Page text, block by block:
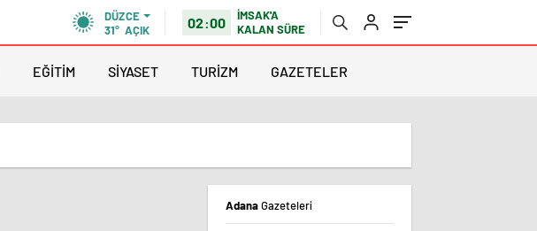
DÜZCE
31° AÇIK 02:00
İMSAK'A
KALAN SÜRE
EĞİTİM SİYASET TURİZM GAZETELER
AdanaGazeteleri